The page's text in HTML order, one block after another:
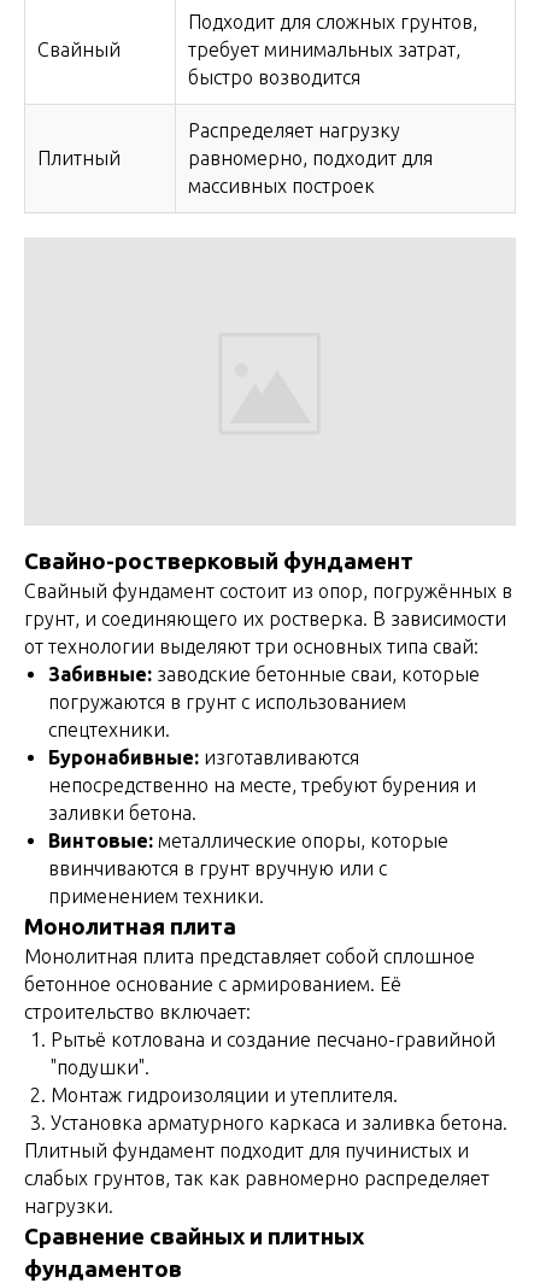
Свайный
Подходит для сложных грунтов,
требует минимальных затрат,
быстро возводится
Плитный
Распределяет нагрузку
равномерно, подходит для
массивных построек
Свайно-ростверковый фундамент
Свайный фундамент состоит из опор, погружённых в
грунт, и соединяющего их ростверка. В зависимости
от технологии выделяют три основных типа свай:
Забивные: заводские бетонные сваи, которые
погружаются в грунт с использованием
спецтехники.
Буронабивные: изготавливаются
непосредственно на месте, требуют бурения и
заливки бетона.
Винтовые: металлические опоры, которые
ввинчиваются в грунт вручную или с
применением техники.
Монолитная плита
Монолитная плита представляет собой сплошное
бетонное основание с армированием. Её
строительство включает:
Рытьё котлована и создание песчано-гравийной
"подушки".
Монтаж гидроизоляции и утеплителя.
Установка арматурного каркаса и заливка бетона.
Плитный фундамент подходит для пучинистых и
слабых грунтов, так как равномерно распределяет
нагрузки.
Сравнение свайных и плитных
фундаментов